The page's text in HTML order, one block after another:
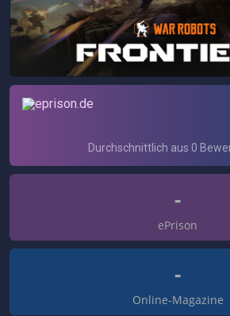
-
ePrison
-
Online-Magazine